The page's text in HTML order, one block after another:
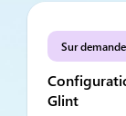
Sur demande
Glint